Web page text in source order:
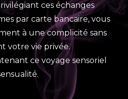
ces échanges
par carte bancaire, vous
à une complicité sans
votre vie privée.
ce voyage sensoriel